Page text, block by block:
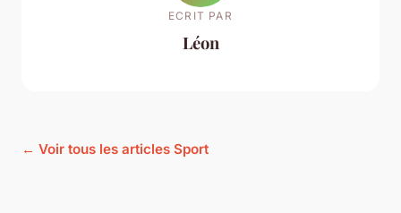
ECRIT PAR
Léon
← Voir tous les articles Sport